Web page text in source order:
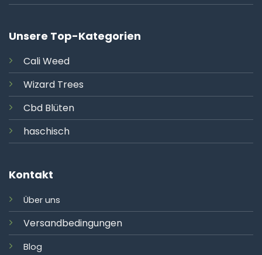
Unsere Top-Kategorien
CaliWeed
Wizard Trees
Cbd Blüten
haschisch
Kontakt
Über uns
Versandbedingungen
Blog